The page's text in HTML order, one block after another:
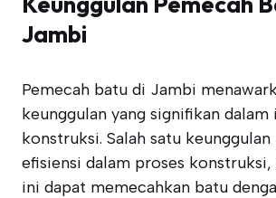
Jambi
Pemecah batu di Jambi
keunggulan yang signifikan dalam
konstruksi. Salah satu keunggulan
efisiensi dalam proses konstruksi,
ini dapat memecahkan batu